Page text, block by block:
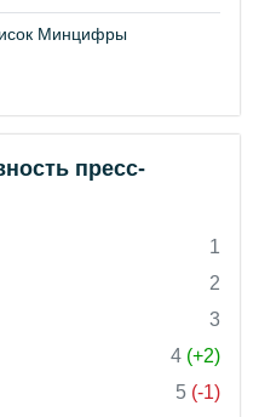
Минцифры
пресс-
1
2
3
4 (+2)
5 (-1)